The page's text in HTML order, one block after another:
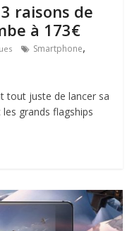
raisons de
à 173€
Smartphone,
tout juste de lancer sa
les grands flagships